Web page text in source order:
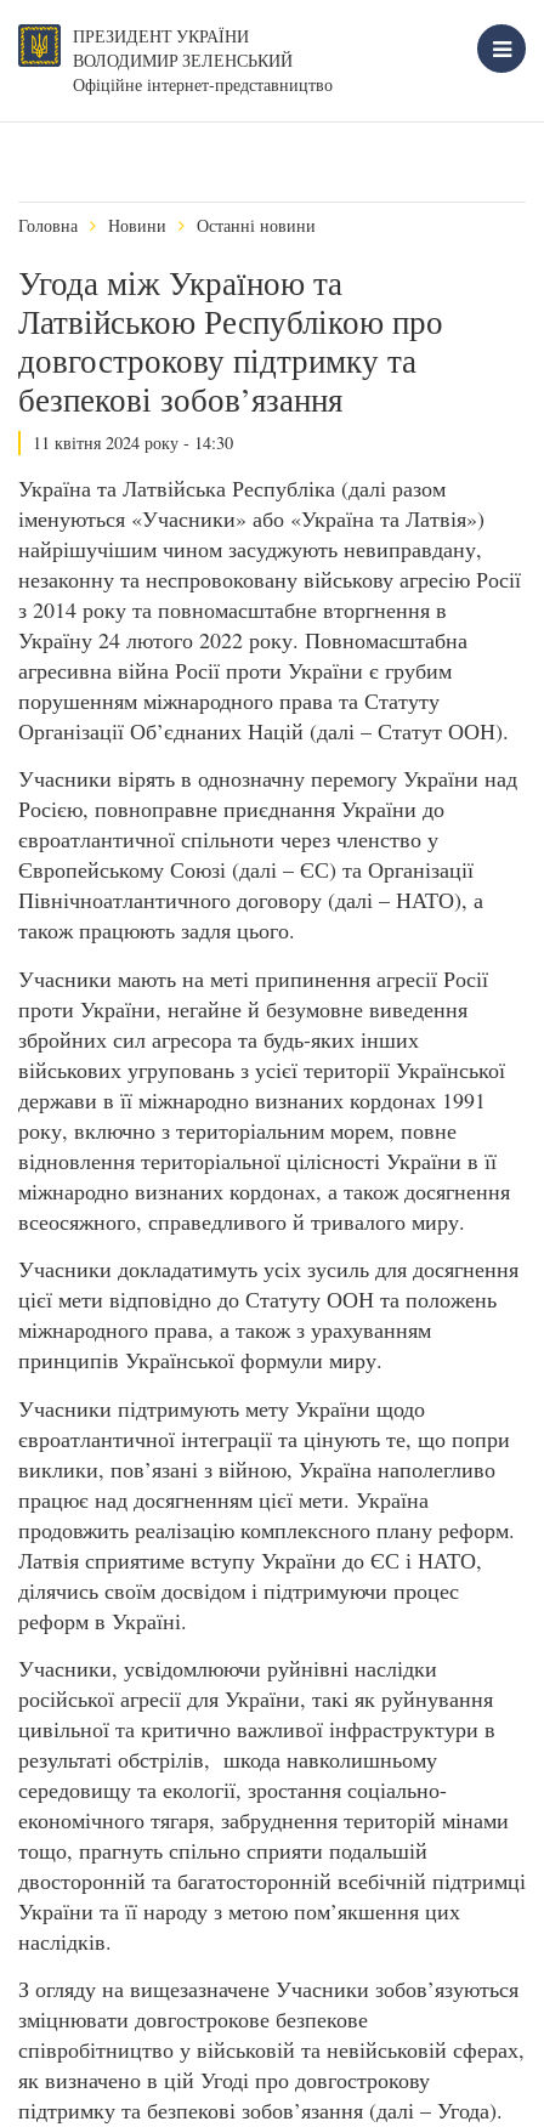
ПРЕЗИДЕНТ УКРАЇНИ
ВОЛОДИМИР ЗЕЛЕНСЬКИЙ
Офіційне інтернет-представництво
Головна Новини Останні новини
Угода між Україною та
Латвійською Республікою про
довгострокову підтримку та
безпекові зобов’язання
11 квітня 2024 року - 14:30
Україна та Латвійська Республіка (далі разом
іменуються «Учасники» або «Україна та Латвія»)
найрішучішим чином засуджують невиправдану,
незаконну та неспровоковану військову агресію Росії
з 2014 року та повномасштабне вторгнення в
Україну 24 лютого 2022 року. Повномасштабна
агресивна війна Росії проти України є грубим
порушенням міжнародного права та Статуту
Організації Об’єднаних Націй (далі – Статут ООН).
Учасники вірять в однозначну перемогу України над
Росією, повноправне приєднання України до
євроатлантичної спільноти через членство у
Європейському Союзі (далі – ЄС) та Організації
Північноатлантичного договору (далі – НАТО), а
також працюють задля цього.
Учасники мають на меті припинення агресії Росії
проти України, негайне й безумовне виведення
збройних сил агресора та будь-яких інших
військових угруповань з усієї території Української
держави в її міжнародно визнаних кордонах 1991
року, включно з територіальним морем, повне
відновлення територіальної цілісності України в її
міжнародно визнаних кордонах, а також досягнення
всеосяжного, справедливого й тривалого миру.
Учасники докладатимуть усіх зусиль для досягнення
цієї мети відповідно до Статуту ООН та положень
міжнародного права, а також з урахуванням
принципів Української формули миру.
Учасники підтримують мету України щодо
євроатлантичної інтеграції та цінують те, що попри
виклики, пов’язані з війною, Україна наполегливо
працює над досягненням цієї мети. Україна
продовжить реалізацію комплексного плану реформ.
Латвія сприятиме вступу України до ЄС і НАТО,
ділячись своїм досвідом і підтримуючи процес
реформ в Україні.
Учасники, усвідомлюючи руйнівні наслідки
російської агресії для України, такі як руйнування
цивільної та критично важливої інфраструктури в
результаті обстрілів, шкода навколишньому
середовищу та екології, зростання соціально-
економічного тягаря, забруднення територій мінами
тощо, прагнуть спільно сприяти подальшій
двосторонній та багатосторонній всебічній підтримці
України та її народу з метою пом’якшення цих
наслідків.
З огляду на вищезазначене Учасники зобов’язуються
зміцнювати довгострокове безпекове
співробітництво у військовій та невійськовій сферах,
як визначено в цій Угоді про довгострокову
підтримку та безпекові зобов’язання (далі – Угода).